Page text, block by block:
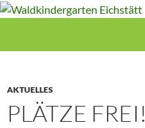
Zum
AKTUELLES
PLÄTZE FREI!